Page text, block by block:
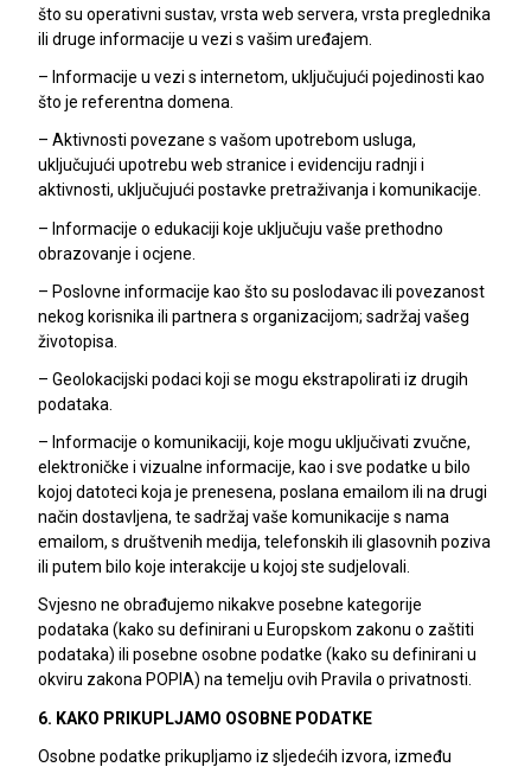
što su operativni sustav, vrsta web servera, vrsta preglednika
ili druge informacije u vezi s vašim uređajem.
– Informacije u vezi s internetom, uključujući pojedinosti kao
što je referentna domena.
– Aktivnosti povezane s vašom upotrebom usluga,
uključujući upotrebu web stranice i evidenciju radnji i
aktivnosti, uključujući postavke pretraživanja i komunikacije.
– Informacije o edukaciji koje uključuju vaše prethodno
obrazovanje i ocjene.
– Poslovne informacije kao što su poslodavac ili povezanost
nekog korisnika ili partnera s organizacijom; sadržaj vašeg
životopisa.
– Geolokacijski podaci koji se mogu ekstrapolirati iz drugih
podataka.
– Informacije o komunikaciji, koje mogu uključivati zvučne,
elektroničke i vizualne informacije, kao i sve podatke u bilo
kojoj datoteci koja je prenesena, poslana emailom ili na drugi
način dostavljena, te sadržaj vaše komunikacije s nama
emailom, s društvenih medija, telefonskih ili glasovnih poziva
ili putem bilo koje interakcije u kojoj ste sudjelovali.
Svjesno ne obrađujemo nikakve posebne kategorije
podataka (kako su definirani u Europskom zakonu o zaštiti
podataka) ili posebne osobne podatke (kako su definirani u
okviru zakona POPIA) na temelju ovih Pravila o privatnosti.
6. KAKO PRIKUPLJAMO OSOBNE PODATKE
Osobne podatke prikupljamo iz sljedećih izvora, između